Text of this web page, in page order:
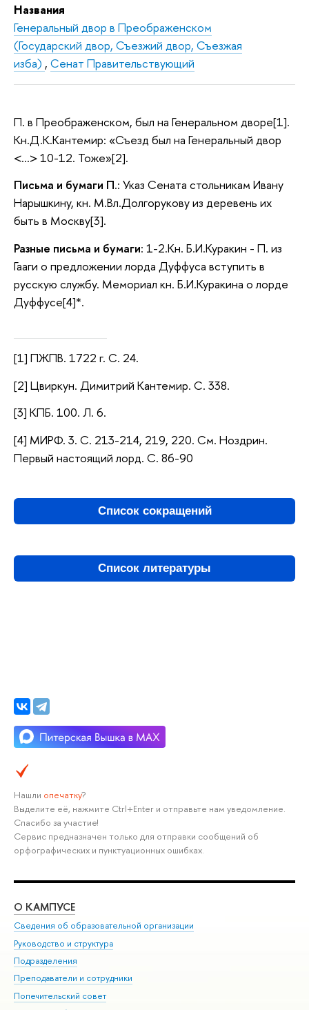
Названия
Генеральный двор в Преображенском
(Государский двор, Съезжий двор, Съезжая
изба) , Сенат Правительствующий
П. в Преображенском, был на Генеральном дворе[1].
Кн.Д.К.Кантемир: «Съезд был на Генеральный двор
<…> 10-12. Тоже»[2].
Письма и бумаги П.: Указ Сената стольникам Ивану
Нарышкину, кн. М.Вл.Долгорукову из деревень их
быть в Москву[3].
Разные письма и бумаги: 1-2.Кн. Б.И.Куракин - П. из
Гааги о предложении лорда Дуффуса вступить в
русскую службу. Мемориал кн. Б.И.Куракина о лорде
Дуффусе[4]*.
[1] ПЖПВ. 1722 г. С. 24.
[2] Цвиркун. Димитрий Кантемир. С. 338.
[3] КПБ. 100. Л. 6.
[4] МИРФ. 3. С. 213-214, 219, 220. См. Ноздрин.
Первый настоящий лорд. С. 86-90
Список сокращений
Список литературы
Нашли опечатку?
Выделите её, нажмите Ctrl+Enter и отправьте нам уведомление.
Спасибо за участие!
Сервис предназначен только для отправки сообщений об
орфографических и пунктуационных ошибках.
О КАМПУСЕ
Сведения об образовательной организации
Руководство и структура
Подразделения
Преподаватели и сотрудники
Попечительский совет